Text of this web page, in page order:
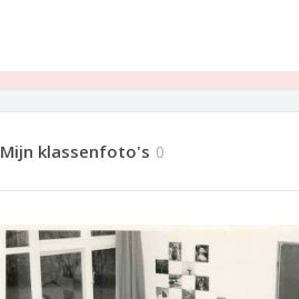
Mijn klassenfoto's 0